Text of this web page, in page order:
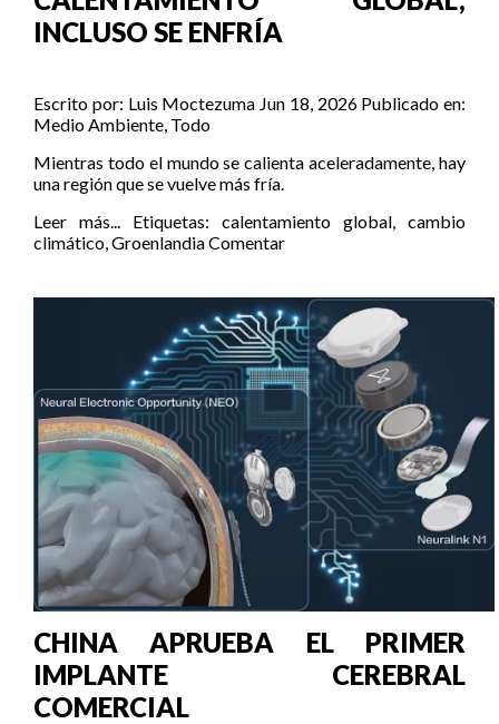
INCLUSO SE ENFRÍA
Escrito por: Luis Moctezuma Jun 18, 2026 Publicado en:
Medio Ambiente, Todo
Mientras todo el mundo se calienta aceleradamente, hay
una región que se vuelve más fría.
Leer más...
Etiquetas: calentamiento global, cambio
climático,GroenlandiaComentar
CHINA APRUEBA EL PRIMER
IMPLANTE CEREBRAL
COMERCIAL